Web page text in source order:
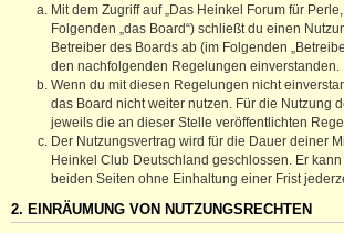
Mit dem Zugriff auf „Das Heinkel Forum für
Folgenden „das Board“) schließt du einen
Betreiber des Boards ab (im Folgenden
den nachfolgenden Regelungen einverstanden.
Wenn du mit diesen Regelungen nicht
das Board nicht weiter nutzen. Für die Nutzung
jeweils die an dieser Stelle veröffentlichten
Der Nutzungsvertrag wird für die Dauer deiner
Heinkel Club Deutschland geschlossen. Er
beiden Seiten ohne Einhaltung einer Frist
2. EINRÄUMUNG VON NUTZUNGSRECHTEN